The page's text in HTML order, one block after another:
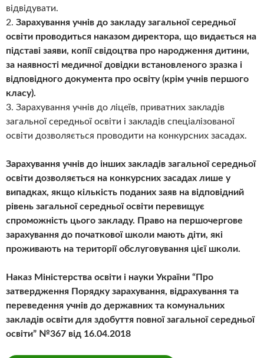
відвідувати.
2. Зарахування учнів до закладу загальної середньої
освіти проводиться наказом директора, що видається на
підставі заяви, копії свідоцтва про народження дитини,
за наявності медичної довідки встановленого зразка і
відповідного документа про освіту (крім учнів першого
класу).
3. Зарахування учнів до ліцеїв, приватних закладів
загальної середньої освіти і закладів спеціалізованої
освіти дозволяється проводити на конкурсних засадах.
Зарахування учнів до інших закладів загальної середньої
освіти дозволяється на конкурсних засадах лише у
випадках, якщо кількість поданих заяв на відповідний
рівень загальної середньої освіти перевищує
спроможність цього закладу. Право на першочергове
зарахування до початкової школи мають діти, які
проживають на території обслуговування цієї школи.
Наказ Міністерства освіти і науки України “Про
затвердження Порядку зарахування, відрахування та
переведення учнів до державних та комунальних
закладів освіти для здобуття повної загальної середньої
освіти” №367 від 16.04.2018